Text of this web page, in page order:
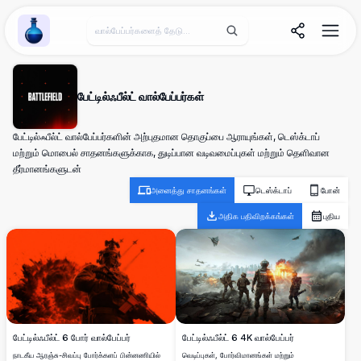
Wallpaper Alchemy
பேட்டில்ஃபீல்ட் வால்பேப்பர்கள்
பேட்டில்ஃபீல்ட் வால்பேப்பர்களின் அற்புதமான தொகுப்பை ஆராயுங்கள், டெஸ்க்டாப்
மற்றும் மொபைல் சாதனங்களுக்காக, துடிப்பான வடிவமைப்புகள் மற்றும் தெளிவான
தீர்மானங்களுடன்
அனைத்து சாதனங்கள் டெஸ்க்டாப் போன்
அதிக பதிவிறக்கங்கள் புதிய
பேட்டில்ஃபீல்ட் 6 போர் வால்பேப்பர்
நாடகீய ஆரஞ்சு-சிவப்பு போர்க்களப் பின்னணியில்
பேட்டில்ஃபீல்ட் 6 4K வால்பேப்பர்
வெடிப்புகள், போர்விமானங்கள் மற்றும்